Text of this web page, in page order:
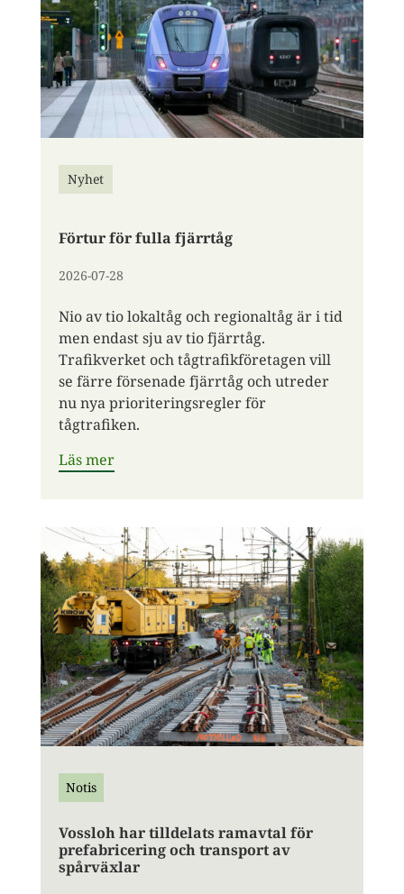
Nyhet
Förtur för fulla fjärrtåg
2026-07-28
Nio av tio lokaltåg och regionaltåg är i tid
men endast sju av tio fjärrtåg.
Trafikverket och tågtrafikföretagen vill
se färre försenade fjärrtåg och utreder
nu nya prioriteringsregler för
tågtrafiken.
Läs mer
Notis
Vossloh har tilldelats ramavtal för
prefabricering och transport av
spårväxlar